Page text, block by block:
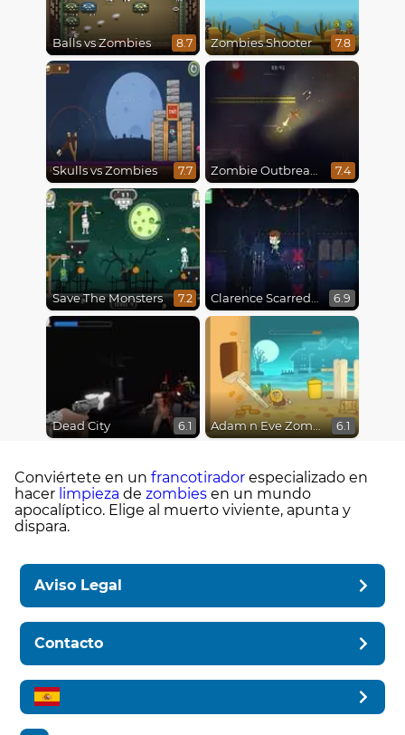
Balls vs Zombies 8.7 Zombies Shooter 7.8
Skulls vs Zombies 7.7 Zombie Outbreak Arena 7.4
Save The Monsters 7.2 Clarence Scarred Silly 6.9
Dead City 6.1 Adam n Eve Zombies 6.1
Conviértete en un francotirador especializado en
hacer limpieza de zombies en un mundo
apocalíptico. Elige al muerto viviente, apunta y
dispara.
Aviso Legal
Contacto